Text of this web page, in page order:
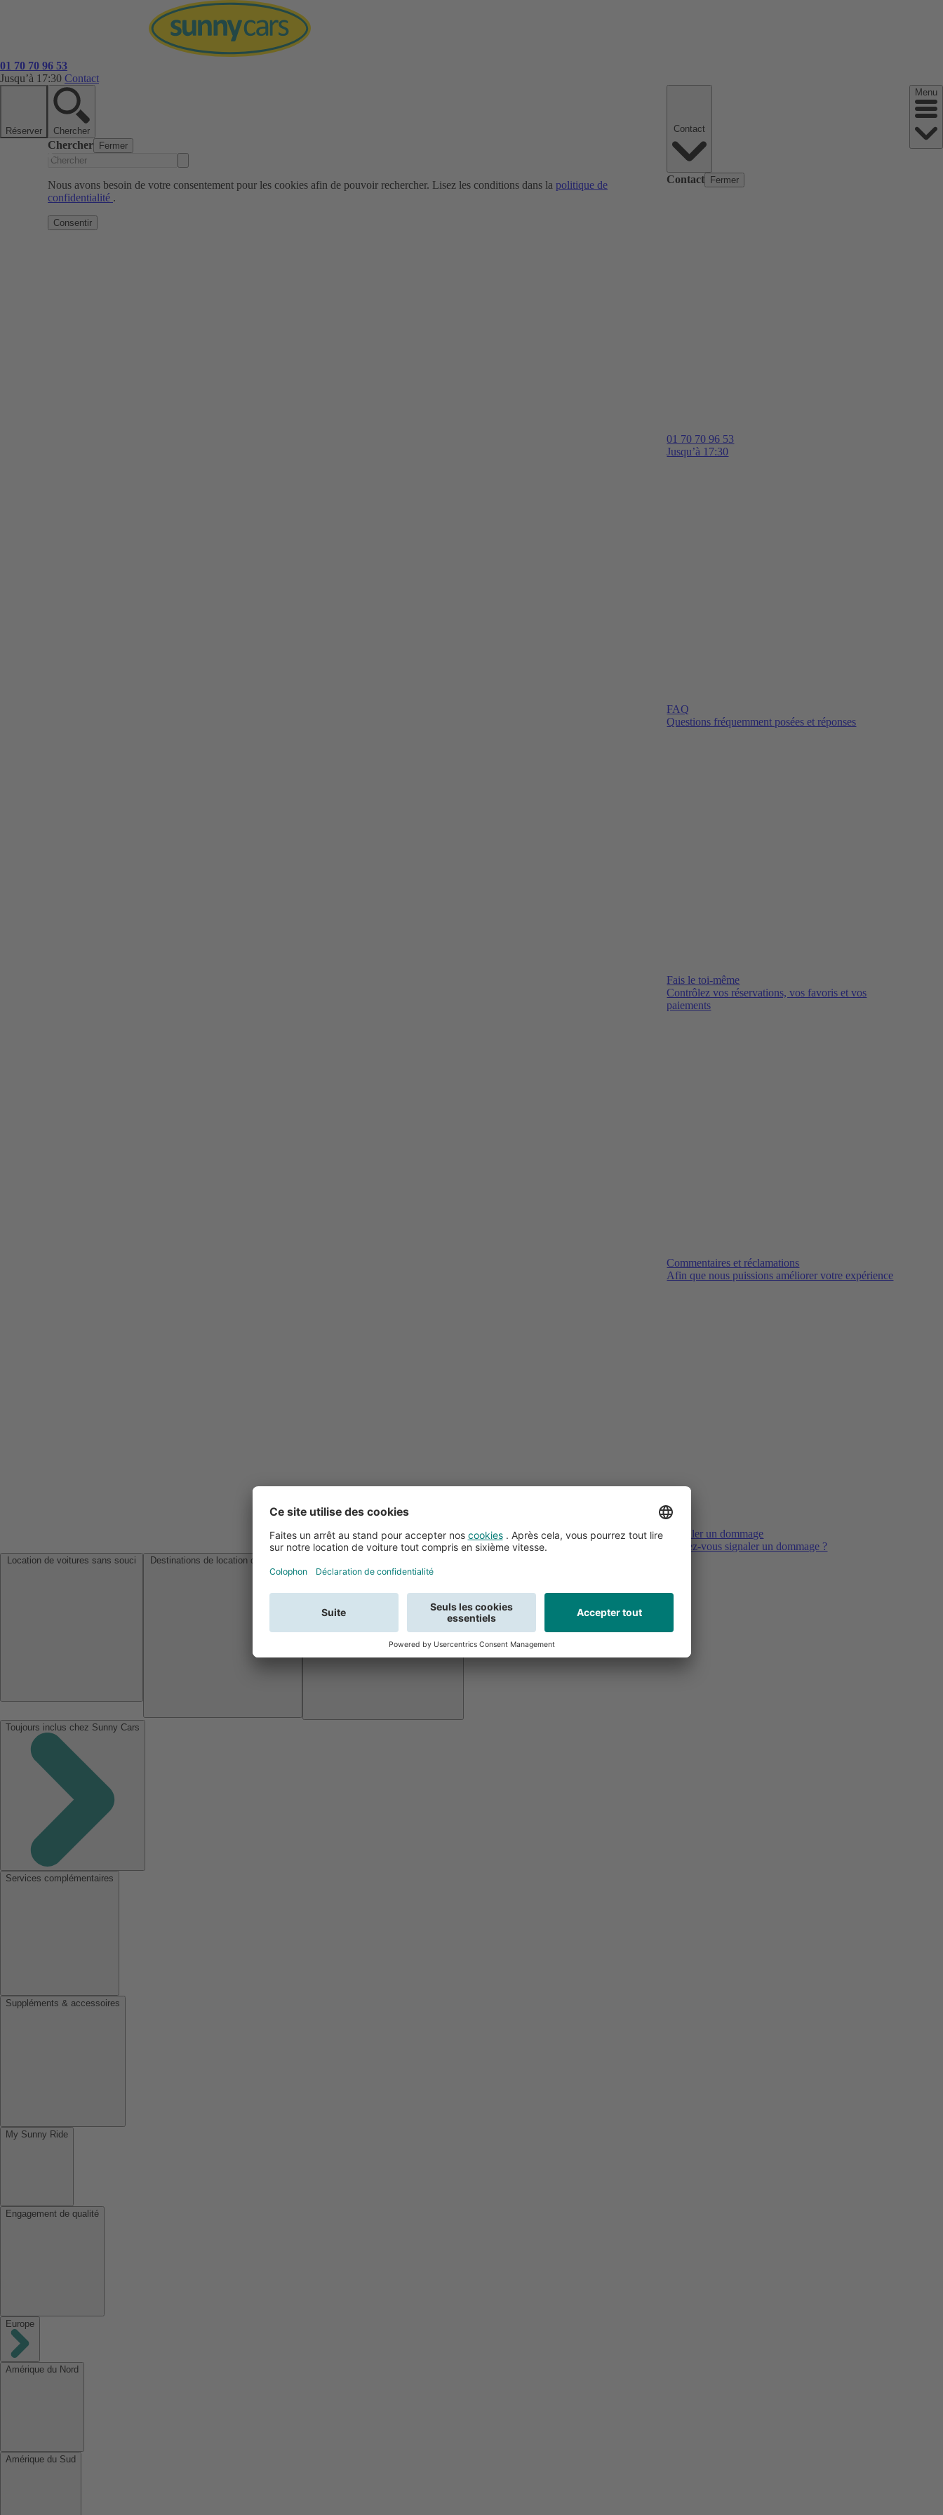
01 70 70 96 53
Jusqu’à 17:30 Contact
Réserver Chercher
Chercher Fermer
Nous avons besoin de votre consentement pour les cookies afin de pouvoir rechercher. Lisez les conditions dans la politique de
confidentialité .
Consentir
Contact Fermer
01 70 70 96 53
Jusqu’à 17:30
FAQ
Questions fréquemment posées et réponses
Fais le toi-même
Contrôlez vos réservations, vos favoris et vos
paiements
Commentaires et réclamations
Afin que nous puissions améliorer votre expérience
Signaler un dommage
Voulez-vous signaler un dommage ?
Menu
Toujours inclus chez Sunny Cars
Services complémentaires
Suppléments & accessoires
My Sunny Ride
Engagement de qualité
Europe
Amérique du Nord
Amérique du Sud